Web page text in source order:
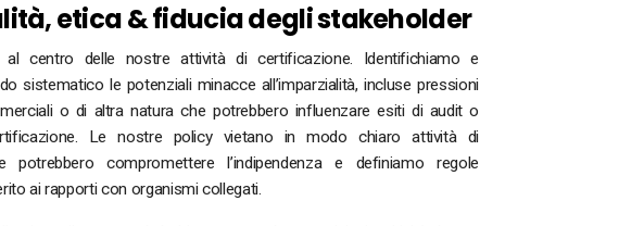
etica & fiducia degli stakeholder
al centro delle nostre attività di certificazione. Identifichiamo e
sistematico le potenziali minacce all’imparzialità, incluse pressioni
o di altra natura che potrebbero influenzare esiti di audit o
Le nostre policy vietano in modo chiaro attività di
potrebbero compromettere l’indipendenza e definiamo regole
ai rapporti con organismi collegati.